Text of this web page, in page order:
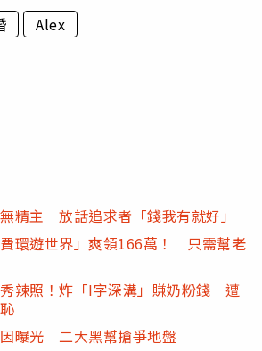
Alex
精主 放話追求者「錢我有就好」
環遊世界」爽領166萬！ 只需幫老
辣照！炸「I字深溝」賺奶粉錢 遭
曝光 二大黑幫搶爭地盤